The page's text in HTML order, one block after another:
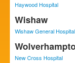
Haywood Hospital
Wishaw
Wishaw General Hospital
New Cross Hospital